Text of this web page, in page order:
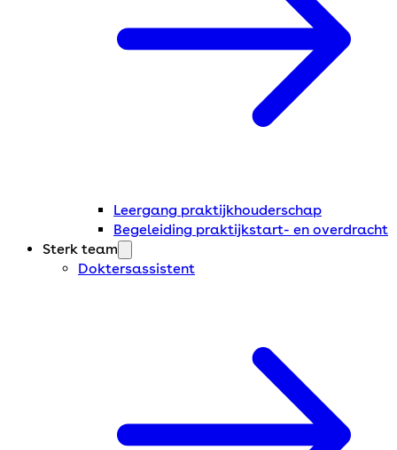
Leergang praktijkhouderschap
Begeleiding praktijkstart- en overdracht
Sterk team
Doktersassistent